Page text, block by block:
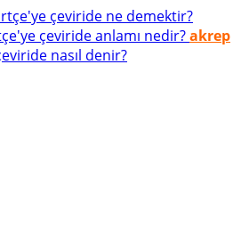
çeviride ne demektir?
çeviride anlamı nedir?akrep
nasıl denir?